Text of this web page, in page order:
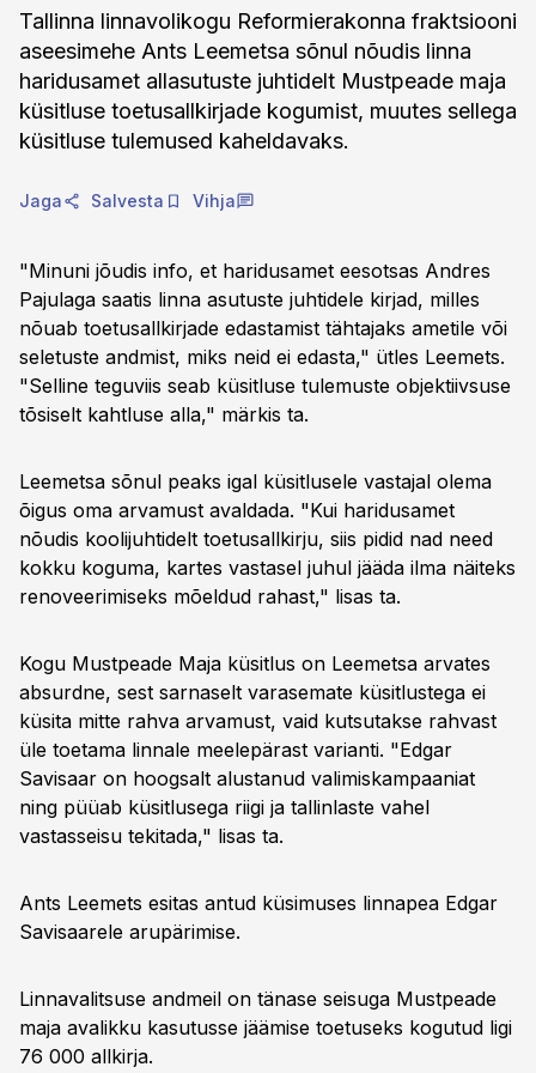
Tallinna linnavolikogu Reformierakonna fraktsiooni
aseesimehe Ants Leemetsa sõnul nõudis linna
haridusamet allasutuste juhtidelt Mustpeade maja
küsitluse toetusallkirjade kogumist, muutes sellega
küsitluse tulemused kaheldavaks.
Jaga Salvesta Vihja
"Minuni jõudis info, et haridusamet eesotsas Andres
Pajulaga saatis linna asutuste juhtidele kirjad, milles
nõuab toetusallkirjade edastamist tähtajaks ametile või
seletuste andmist, miks neid ei edasta," ütles Leemets.
"Selline teguviis seab küsitluse tulemuste objektiivsuse
tõsiselt kahtluse alla," märkis ta.
Leemetsa sõnul peaks igal küsitlusele vastajal olema
õigus oma arvamust avaldada. "Kui haridusamet
nõudis koolijuhtidelt toetusallkirju, siis pidid nad need
kokku koguma, kartes vastasel juhul jääda ilma näiteks
renoveerimiseks mõeldud rahast," lisas ta.
Kogu Mustpeade Maja küsitlus on Leemetsa arvates
absurdne, sest sarnaselt varasemate küsitlustega ei
küsita mitte rahva arvamust, vaid kutsutakse rahvast
üle toetama linnale meelepärast varianti. "Edgar
Savisaar on hoogsalt alustanud valimiskampaaniat
ning püüab küsitlusega riigi ja tallinlaste vahel
vastasseisu tekitada," lisas ta.
Ants Leemets esitas antud küsimuses linnapea Edgar
Savisaarele arupärimise.
Linnavalitsuse andmeil on tänase seisuga Mustpeade
maja avalikku kasutusse jäämise toetuseks kogutud ligi
76 000 allkirja.